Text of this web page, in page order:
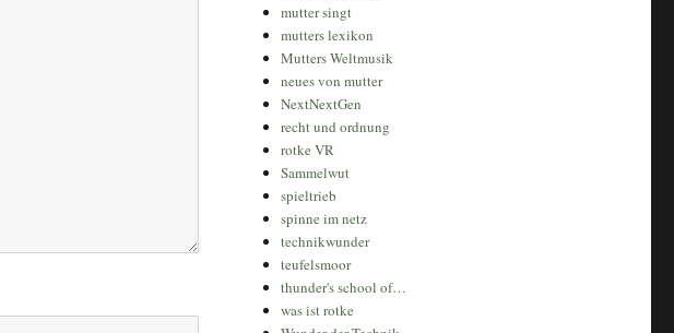
mutter singt
mutters lexikon
Mutters Weltmusik
neues von mutter
NextNextGen
recht und ordnung
rotke VR
Sammelwut
spieltrieb
spinne im netz
technikwunder
teufelsmoor
thunder's school of…
was ist rotke